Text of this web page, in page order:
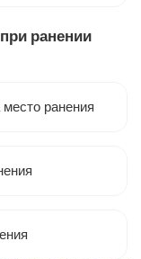
ранении
ранения